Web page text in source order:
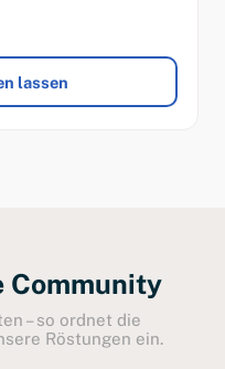
lassen
Community
– so ordnet die
Röstungen ein.